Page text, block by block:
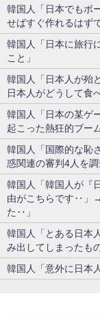
韓国人「日本でもボ
せばすぐ作れるはず
韓国人「日本に旅行
こと」
韓国人「日本人が殆
日本人がどうして食
韓国人「日本の某ゲ
起こった熱狂的ブー
韓国人「国際的な恥
惑関連の審判4人を
韓国人「韓国人が『
由がこちらです‥」
た‥」
韓国人「とある日本
み出してしまったも
韓国人「意外に日本